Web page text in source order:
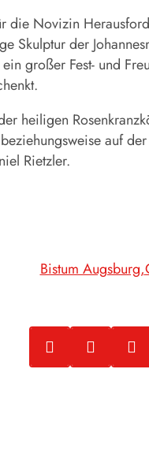
die Novizin
der
großer Fest- und
heiligen
auf
Rietzler.
Bistum Augsburg